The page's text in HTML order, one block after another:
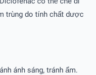
trùng do tính chất dược
ánh sáng, tránh ẩm.